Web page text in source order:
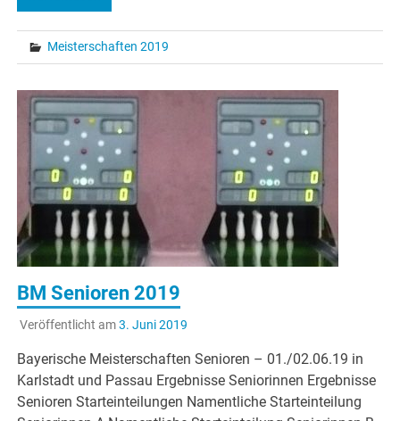
Meisterschaften 2019
BM Senioren 2019
Veröffentlicht am3. Juni 2019
Bayerische Meisterschaften Senioren – 01./02.06.19 in
Karlstadt und Passau Ergebnisse Seniorinnen Ergebnisse
Senioren Starteinteilungen Namentliche Starteinteilung